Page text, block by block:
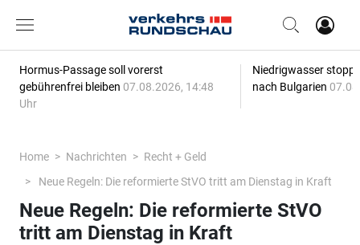
Hormus-Passage soll vorerst
gebührenfrei bleiben 07.08.2026, 14:48
Uhr
Niedrigwasser
nach Bulgarien
Home Nachrichten
Recht + Geld
Neue Regeln: Die reformierte StVO tritt am Dienstag in Kraft
Neue Regeln: Die reformierte StVO
tritt am Dienstag in Kraft